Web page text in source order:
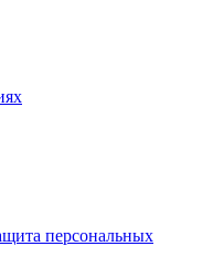
персональных